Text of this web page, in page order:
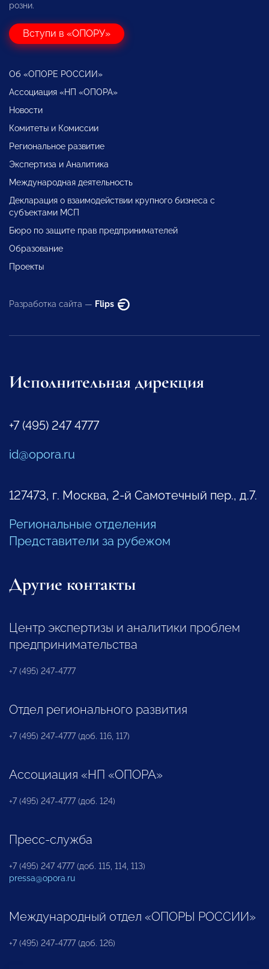
розни.
Вступи в «ОПОРУ»
Об «ОПОРЕ РОССИИ»
Ассоциация «НП «ОПОРА»
Новости
Комитеты и Комиссии
Региональное развитие
Экспертиза и Аналитика
Международная деятельность
Декларация о взаимодействии крупного бизнеса с
субъектами МСП
Бюро по защите прав предпринимателей
Образование
Проекты
Разработка сайта — Flips
Исполнительная дирекция
+7 (495) 247 4777
id@opora.ru
127473, г. Москва, 2-й Самотечный пер., д.7.
Региональные отделения
Представители за рубежом
Другие контакты
Центр экспертизы и аналитики проблем
предпринимательства
+7 (495) 247-4777
Отдел регионального развития
+7 (495) 247-4777 (доб. 116, 117)
Ассоциация «НП «ОПОРА»
+7 (495) 247-4777 (доб. 124)
Пресс-служба
+7 (495) 247 4777 (доб. 115, 114, 113)
pressa@opora.ru
Международный отдел «ОПОРЫ РОССИИ»
+7 (495) 247-4777 (доб. 126)